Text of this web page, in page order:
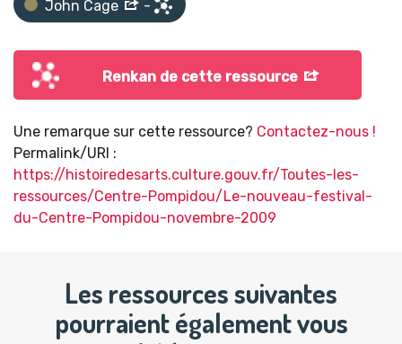
John Cage -
Renkan de cette ressource
Une remarque sur cette ressource? Contactez-nous !
Permalink/URI :
https://histoiredesarts.culture.gouv.fr/Toutes-les-
ressources/Centre-Pompidou/Le-nouveau-festival-
du-Centre-Pompidou-novembre-2009
Les ressources suivantes
pourraient également vous